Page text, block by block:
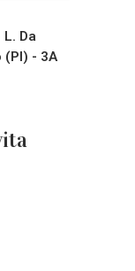
Da
(PI) - 3A